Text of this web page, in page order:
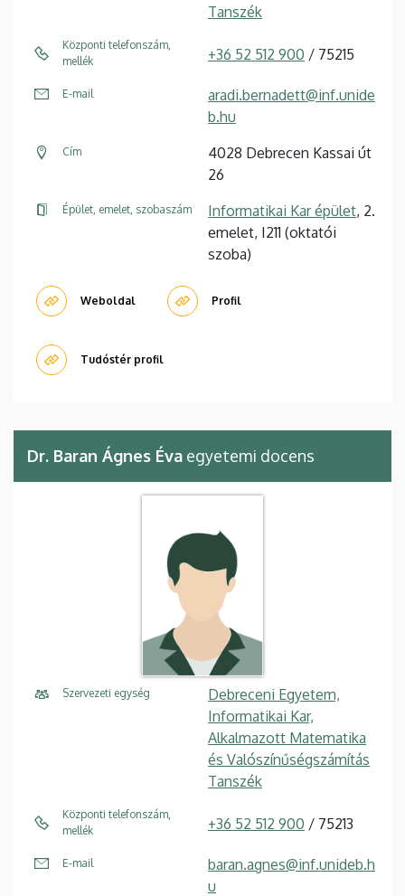
Tanszék
Központi telefonszám,
mellék
+36 52 512 900 / 75215
E-mail
aradi.bernadett@inf.unide
b.hu
Cím
4028 Debrecen Kassai út
26
Épület, emelet, szobaszám Informatikai Kar épület, 2.
emelet, I211 (oktatói
szoba)
Weboldal Profil
Tudóstér profil
Dr. Baran Ágnes Éva egyetemi docens
Szervezeti egység
Debreceni Egyetem,
Informatikai Kar,
Alkalmazott Matematika
és Valószínűségszámítás
Tanszék
Központi telefonszám,
mellék
+36 52 512 900 / 75213
E-mail
baran.agnes@inf.unideb.h
u